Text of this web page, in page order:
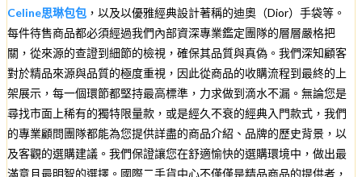
Celine思琳包包 ，以及以優雅經典設計著稱的迪奧（Dior）手袋等。
每件待售商品都必須經過我們內部資深專業鑑定團隊的層層嚴格把
關，從來源的查證到細節的檢視，確保其品質與真偽。我們深知顧客
對於精品來源與品質的極度重視，因此從商品的收購流程到最終的上
架展示，每一個環節都堅持最高標準，力求做到滴水不漏。無論您是
尋找市面上稀有的獨特限量款，或是經久不衰的經典入門款式，我們
的專業顧問團隊都能為您提供詳盡的商品介紹、品牌的歷史背景，以
及客觀的選購建議。我們保證讓您在舒適愉快的選購環境中，做出最
滿意且最明智的選擇。國際二手貨中心不僅僅是精品商品的提供者，